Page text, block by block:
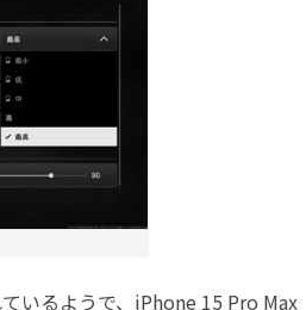
いるようで、iPhone 15 Pro Max